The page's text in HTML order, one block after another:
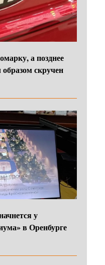
а позднее
скручен
у
в Оренбурге